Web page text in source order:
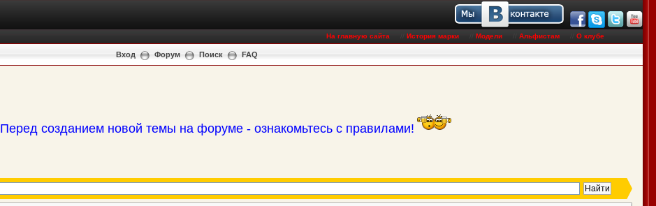
На главную сайта История марки Модели Альфистам О клубе
Вход Форум Поиск FAQ
Перед созданием новой темы на форуме - ознакомьтесь с правилами!